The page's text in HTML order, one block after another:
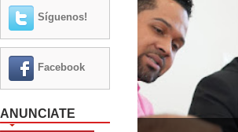
Síguenos!
Facebook
ANUNCIATE